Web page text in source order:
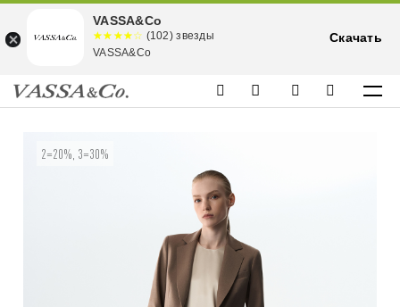
2=20%, 3=30%
VASSA&Co
☆☆☆☆☆
★★★★
★
(102) звезды
VASSA&Co
Скачать